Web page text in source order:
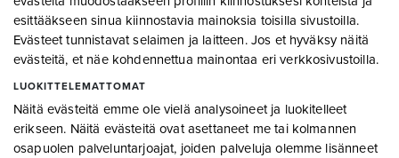
esittääkseen sinua kiinnostavia mainoksia toisilla sivustoilla.
Evästeet tunnistavat selaimen ja laitteen. Jos et hyväksy näitä
evästeitä, et näe kohdennettua mainontaa eri verkkosivustoilla.
LUOKITTELEMATTOMAT
Näitä evästeitä emme ole vielä analysoineet ja luokitelleet
erikseen. Näitä evästeitä ovat asettaneet me tai kolmannen
osapuolen palveluntarjoajat, joiden palveluja olemme lisänneet